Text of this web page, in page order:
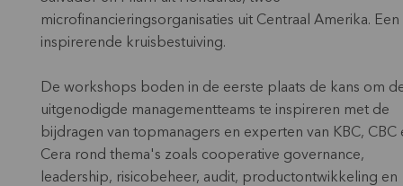
microfinancieringsorganisaties uit Centraal Amerika. Een
inspirerende kruisbestuiving.
De workshops boden in de eerste plaats de kans om
uitgenodigde managementteams te inspireren met de
bijdragen van topmanagers en experten van KBC, CBC
Cera rond thema's zoals cooperative governance,
leadership, risicobeheer, audit, productontwikkeling en